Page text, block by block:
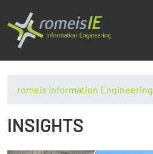
romeis Information Engineering
INSIGHTS